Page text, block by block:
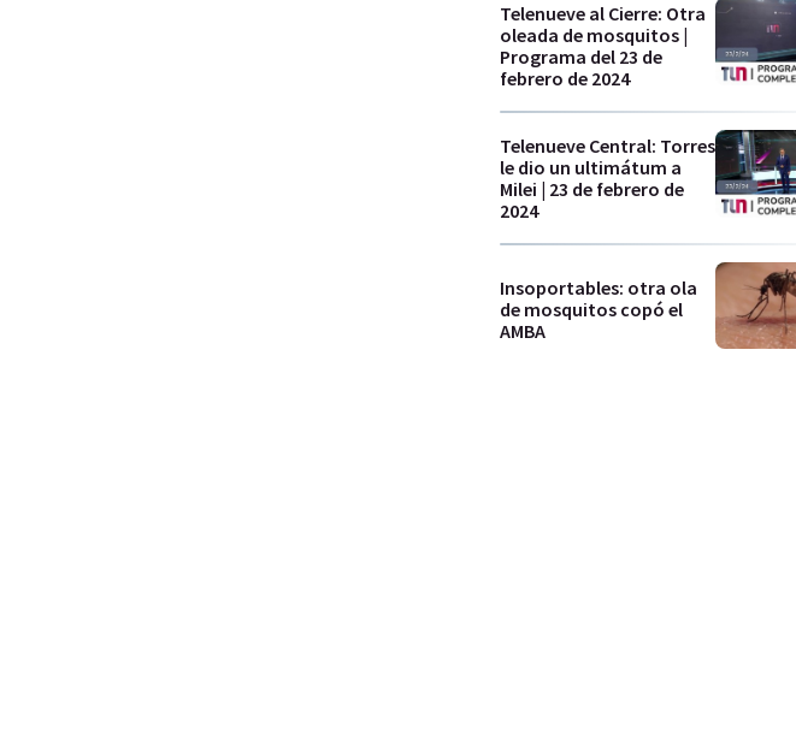
Telenueve al Cierre: Otra
oleada de mosquitos |
Programa del 23 de
febrero de 2024
Telenueve Central: Torres
le dio un ultimátum a
Milei | 23 de febrero de
2024
Insoportables: otra ola
de mosquitos copó el
AMBA